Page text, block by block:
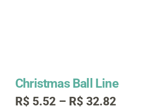
Christmas Ball Line
R$ 5.52 – R$ 32.82Faixa